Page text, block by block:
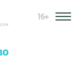
16+